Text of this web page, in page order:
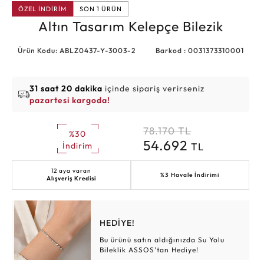
ÖZEL İNDİRİM SON 1 ÜRÜN
Altın Tasarım Kelepçe Bilezik
Ürün Kodu: ABLZ0437-Y-3003-2 Barkod : 0031373310001
31 saat 20 dakika içinde sipariş verirseniz
pazartesi kargoda!
%30
İndirim
78.170 TL
54.692TL
12 aya varan
Alışveriş Kredisi
%3 Havale İndirimi
HEDİYE!
Bu ürünü satın aldığınızda Su Yolu
Bileklik ASSOS’tan Hediye!